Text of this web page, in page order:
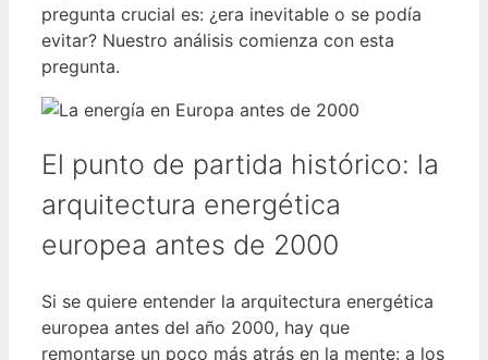
pregunta crucial es: ¿era inevitable o se podía
evitar? Nuestro análisis comienza con esta
pregunta.
El punto de partida histórico: la
arquitectura energética
europea antes de 2000
Si se quiere entender la arquitectura energética
europea antes del año 2000, hay que
remontarse un poco más atrás en la mente: a los